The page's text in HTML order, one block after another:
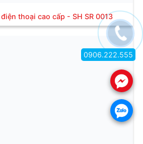
thoại cao cấp - SH SR 0013
.
.
0906.222.555